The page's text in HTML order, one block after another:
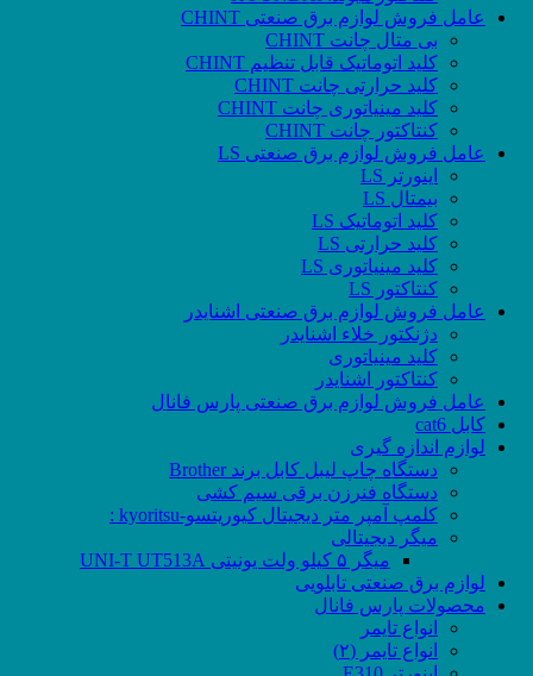
عامل فروش لوازم برق صنعتی CHINT
بی متال چانت CHINT
کلید اتوماتیک قابل تنظیم CHINT
کلید حرارتی چانت CHINT
کلید مینیاتوری چانت CHINT
کنتاکتور چانت CHINT
عامل فروش لوازم برق صنعتی LS
اینورتر LS
بیمتال LS
کلید اتوماتیک LS
کلید حرارتی LS
کلید مینیاتوری LS
کنتاکتور LS
عامل فروش لوازم برق صنعتی اشنایدر
دژنکتور خلاء اشنایدر
کلید مینیاتوری
کنتاکتور اشنایدر
عامل فروش لوازم برق صنعتی پارس فانال
کابل cat6
لوازم اندازه گیری
دستگاه چاپ لیبل کابل برند Brother
دستگاه فنرزن برقی سیم کشی
کلمپ آمپر متر دیجیتال کیوریتسو-kyoritsu :
میگر دیجیتالی
میگر ۵ کیلو ولت یونیتی UNI-T UT513A
لوازم برق صنعتی تابلویی
محصولات پارس فانال
انواع تایمر
انواع تایمر (۲)